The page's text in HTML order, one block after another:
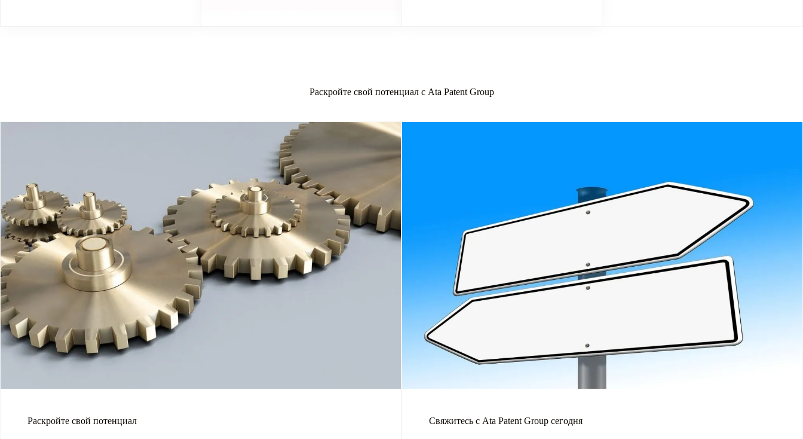
Раскройте свой потенциал с Ata Patent Group
Раскройте свой потенциал Свяжитесь с Ata Patent Group сегодня